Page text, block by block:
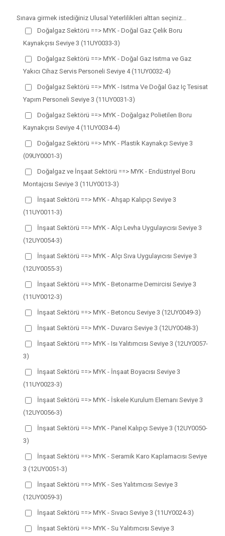
Sınava girmek istediğiniz Ulusal Yeterlilikleri alttan seçiniz...
Doğalgaz Sektörü ==> MYK - Doğal Gaz Çelik Boru
Kaynakçısı Seviye 3 (11UY0033-3)
Doğalgaz Sektörü ==> MYK - Doğal Gaz Isıtma ve Gaz
Yakıcı Cihaz Servis Personeli Seviye 4 (11UY0032-4)
Doğalgaz Sektörü ==> MYK - Isıtma Ve Doğal Gaz Iç Tesisat
Yapım Personeli Seviye 3 (11UY0031-3)
Doğalgaz Sektörü ==> MYK - Doğalgaz Polietilen Boru
Kaynakçısı Seviye 4 (11UY0034-4)
Doğalgaz Sektörü ==> MYK - Plastik Kaynakçı Seviye 3
(09UY0001-3)
Doğalgaz ve İnşaat Sektörü ==> MYK - Endüstriyel Boru
Montajcısı Seviye 3 (11UY0013-3)
İnşaat Sektörü ==> MYK - Ahşap Kalıpçı Seviye 3
(11UY0011-3)
İnşaat Sektörü ==> MYK - Alçı Levha Uygulayıcısı Seviye 3
(12UY0054-3)
İnşaat Sektörü ==> MYK - Alçı Sıva Uygulayıcısı Seviye 3
(12UY0055-3)
İnşaat Sektörü ==> MYK - Betonarme Demircisi Seviye 3
(11UY0012-3)
İnşaat Sektörü ==> MYK - Betoncu Seviye 3 (12UY0049-3)
İnşaat Sektörü ==> MYK - Duvarcı Seviye 3 (12UY0048-3)
İnşaat Sektörü ==> MYK - Isı Yalıtımcısı Seviye 3 (12UY0057-
3)
İnşaat Sektörü ==> MYK - İnşaat Boyacısı Seviye 3
(11UY0023-3)
İnşaat Sektörü ==> MYK - İskele Kurulum Elemanı Seviye 3
(12UY0056-3)
İnşaat Sektörü ==> MYK - Panel Kalıpçı Seviye 3 (12UY0050-
3)
İnşaat Sektörü ==> MYK - Seramik Karo Kaplamacısı Seviye
3 (12UY0051-3)
İnşaat Sektörü ==> MYK - Ses Yalıtımcısı Seviye 3
(12UY0059-3)
İnşaat Sektörü ==> MYK - Sıvacı Seviye 3 (11UY0024-3)
İnşaat Sektörü ==> MYK - Su Yalıtımcısı Seviye 3